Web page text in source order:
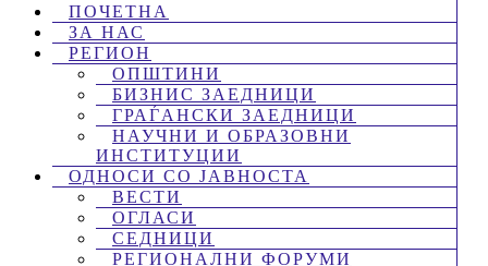
ПОЧЕТНА
ЗА НАС
РЕГИОН
ОПШТИНИ
БИЗНИС ЗАЕДНИЦИ
ГРАЃАНСКИ ЗАЕДНИЦИ
НАУЧНИ И ОБРАЗОВНИ
ИНСТИТУЦИИ
ОДНОСИ СО ЈАВНОСТА
ВЕСТИ
ОГЛАСИ
СЕДНИЦИ
РЕГИОНАЛНИ ФОРУМИ